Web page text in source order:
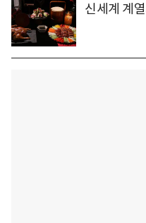
신세계 계